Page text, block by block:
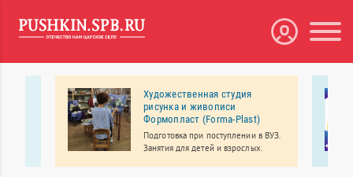
Художественная студия
рисунка и живописи
Формопласт (Forma-Plast)
Подготовка при поступлении в ВУЗ.
Занятия для детей и взрослых.